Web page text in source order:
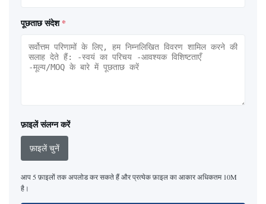
पूछताछ संदेश *
फ़ाइलें संलग्न करें
फ़ाइलें चुनें
आप 5 फ़ाइलों तक अपलोड कर सकते हैं और प्रत्येक फ़ाइल का आकार अधिकतम 10M
है।